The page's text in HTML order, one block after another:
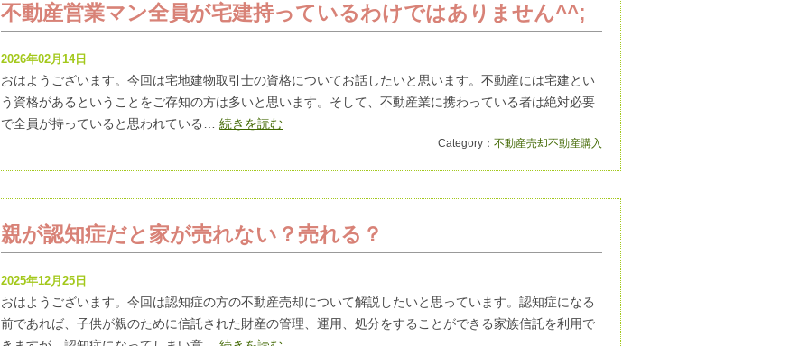
不動産営業マン全員が宅建持っているわけではありません^^;
2026年02月14日
おはようございます。今回は宅地建物取引士の資格についてお話したいと思います。不動産には宅建とい
う資格があるということをご存知の方は多いと思います。そして、不動産業に携わっている者は絶対必要
で全員が持っていると思われている…続きを読む
Category： 不動産売却不動産購入
親が認知症だと家が売れない？売れる？
2025年12月25日
おはようございます。今回は認知症の方の不動産売却について解説したいと思っています。認知症になる
前であれば、子供が親のために信託された財産の管理、運用、処分をすることができる家族信託を利用で